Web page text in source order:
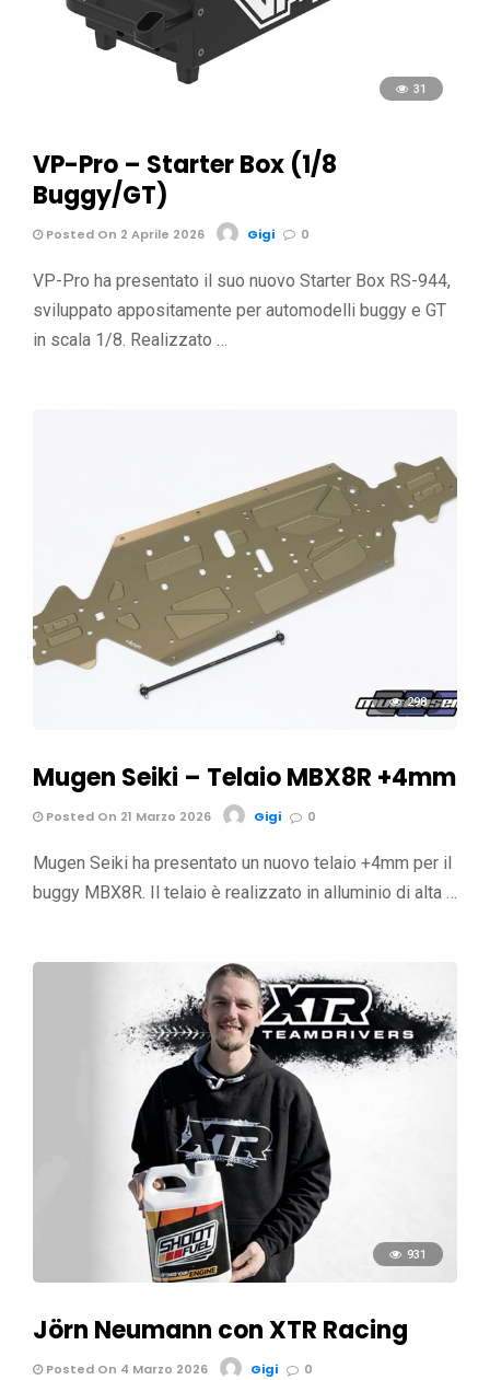
31
VP-Pro – Starter Box (1/8
Buggy/GT)
Posted On 2 Aprile 2026 Gigi 0
VP-Pro ha presentato il suo nuovo Starter Box RS-944,
sviluppato appositamente per automodelli buggy e GT
in scala 1/8. Realizzato …
298
Mugen Seiki – Telaio MBX8R +4mm
Posted On 21 Marzo 2026 Gigi 0
Mugen Seiki ha presentato un nuovo telaio +4mm per il
buggy MBX8R. Il telaio è realizzato in alluminio di alta …
931
Jörn Neumann con XTR Racing
Posted On 4 Marzo 2026 Gigi 0